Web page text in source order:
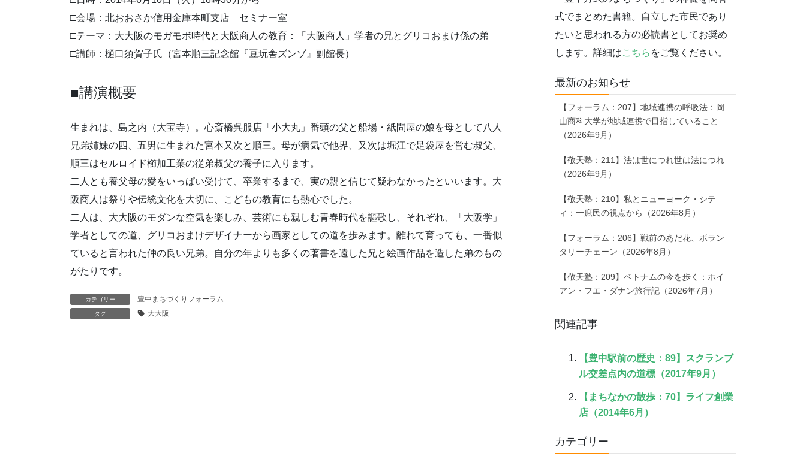
□会場：北おおさか信用金庫本町支店 セミナー室
□テーマ：大大阪のモガモボ時代と大阪商人の教育：「大阪商人」学者の兄とグリコおまけ係の弟
□講師：樋口須賀子氏（宮本順三記念館『豆玩舎ズンゾ』副館長）
■講演概要
生まれは、島之内（大宝寺）。心斎橋呉服店「小大丸」番頭の父と船場・紙問屋の娘を母として八人
兄弟姉妹の四、五男に生まれた宮本又次と順三。母が病気で他界、又次は堀江で足袋屋を営む叔父、
順三はセルロイド櫛加工業の従弟叔父の養子に入ります。
二人とも養父母の愛をいっぱい受けて、卒業するまで、実の親と信じて疑わなかったといいます。大
阪商人は祭りや伝統文化を大切に、こどもの教育にも熱心でした。
二人は、大大阪のモダンな空気を楽しみ、芸術にも親しむ青春時代を謳歌し、それぞれ、「大阪学」
学者としての道、グリコおまけデザイナーから画家としての道を歩みます。離れて育っても、一番似
ていると言われた仲の良い兄弟。自分の年よりも多くの著書を遠した兄と絵画作品を造した弟のもの
がたりです。
カテゴリー 豊中まちづくりフォーラム
タグ 大大阪
式でまとめた書籍。自立した市民であり
たいと思われる方の必読書としてお奨め
します。詳細はこちら をご覧ください。
最新のお知らせ
【フォーラム：207】地域連携の呼吸法：岡
山商科大学が地域連携で目指していること
（2026年9月）
【敬天塾：211】法は世につれ世は法につれ
（2026年9月）
【敬天塾：210】私とニューヨーク・シテ
ィ：一庶民の視点から（2026年8月）
【フォーラム：206】戦前のあだ花、ボラン
タリーチェーン（2026年8月）
【敬天塾：209】ベトナムの今を歩く：ホイ
アン・フエ・ダナン旅行記（2026年7月）
関連記事
【豊中駅前の歴史：89】スクランブ
ル交差点内の道標（2017年9月）
【まちなかの散歩：70】ライフ創業
店（2014年6月）
カテゴリー